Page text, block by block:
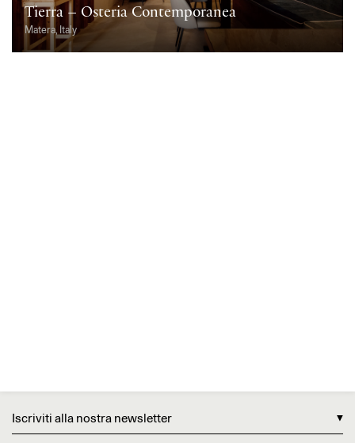
Tierra – Osteria Contemporanea
Matera, Italy
Iscriviti alla nostra newsletter